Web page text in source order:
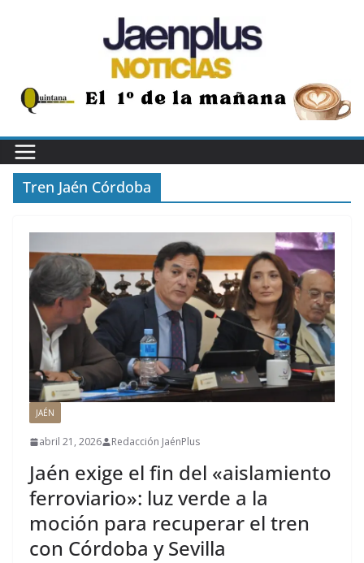
Tren Jaén Córdoba
JAÉN
abril 21, 2026 Redacción JaénPlus
Jaén exige el fin del «aislamiento
ferroviario»: luz verde a la
moción para recuperar el tren
con Córdoba y Sevilla